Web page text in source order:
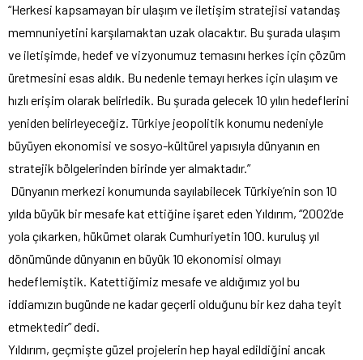
“Herkesi kapsamayan bir ulaşım ve iletişim stratejisi vatandaş
memnuniyetini karşılamaktan uzak olacaktır. Bu şurada ulaşım
ve iletişimde, hedef ve vizyonumuz temasını herkes için çözüm
üretmesini esas aldık. Bu nedenle temayı herkes için ulaşım ve
hızlı erişim olarak belirledik. Bu şurada gelecek 10 yılın hedeflerini
yeniden belirleyeceğiz. Türkiye jeopolitik konumu nedeniyle
büyüyen ekonomisi ve sosyo-kültürel yapısıyla dünyanın en
stratejik bölgelerinden birinde yer almaktadır.”
Dünyanın merkezi konumunda sayılabilecek Türkiye’nin son 10
yılda büyük bir mesafe kat ettiğine işaret eden Yıldırım, “2002’de
yola çıkarken, hükümet olarak Cumhuriyetin 100. kuruluş yıl
dönümünde dünyanın en büyük 10 ekonomisi olmayı
hedeflemiştik. Katettiğimiz mesafe ve aldığımız yol bu
iddiamızın bugünde ne kadar geçerli olduğunu bir kez daha teyit
etmektedir” dedi.
Yıldırım, geçmişte güzel projelerin hep hayal edildiğini ancak